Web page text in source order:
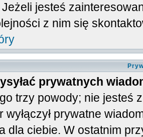
jesteś
z nim się
prywatnych
trzy powody; nie jesteś
wyłączył prywatne
dla ciebie. W ostatnim